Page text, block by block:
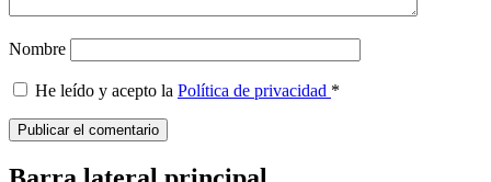
Nombre
He leído y acepto la Política de privacidad *